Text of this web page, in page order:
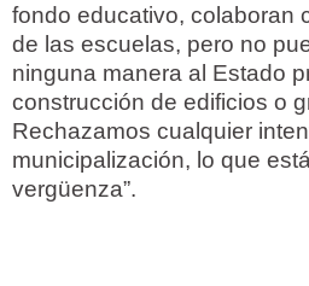
fondo educativo, colaboran
de las escuelas, pero no
ninguna manera al Estado
construcción de edificios o
Rechazamos cualquier
municipalización, lo que
vergüenza”.